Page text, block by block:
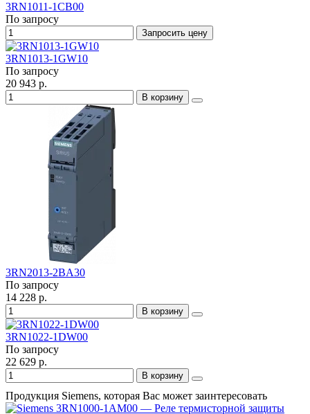
3RN1011-1CB00
По запросу
Запросить цену
3RN1013-1GW10
По запросу
20 943 р.
В корзину
3RN2013-2BA30
По запросу
14 228 р.
В корзину
3RN1022-1DW00
По запросу
22 629 р.
В корзину
Продукция Siemens, которая Вас может заинтересовать